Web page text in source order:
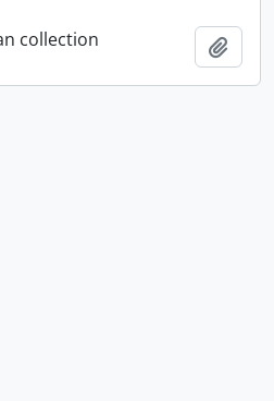
collection